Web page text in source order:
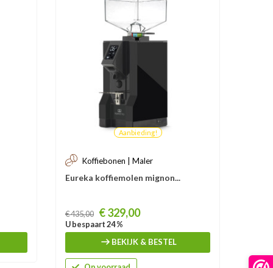
Aanbieding!
Koffiebonen | Maler
Eureka koffiemolen mignon...
Prijs
€ 435,00 € 329,00
U bespaart 24 %
BEKIJK & BESTEL